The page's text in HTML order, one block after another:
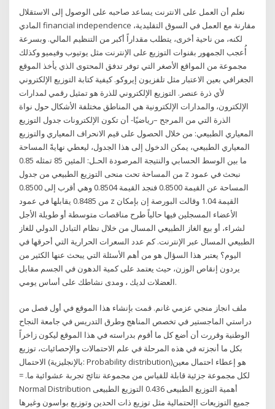
نعلم أن العمل على الانترنت يساعد صاحبه على الوصول إلى الاستقلال
المادي financial independence مقارنة مع العمل في السوق التقليدية،
لكنه، من ناحية أخرى، يتطلب مقداراً أكبر من التنظيم المالي. وبسرعة
أُعجب الجمهور بقنوات التوزيع على الإنترنت مثل يوتيوب وفيميو وكذلك
مجموعة من المواقع الأصغر التي توفر تدفق المحتوى الذي يأخذ الموقع
الجغرافي بعين الاعتبار مثل تلفزيون إيروكو. كيفية كتابة التوزيع الإلكتروني
لأي ذرة عنصر. التوزيع الإلكتروني للذرة هو تمثيل رقمي لمدارات
الإلكترون، والمدارات الإلكترونية هي المناطق مختلفة الأشكال حول نواة
الذرة التي من المرجح –رياضيًا- أن تكون الإلكترونات جدول التوزيع
المعياري الطبيعي: من خلال الحصول على قيم الانحراف المعياري والتوزيع
المعياري الطبيعي، يمكن الدخول إلى هذا الجدول، ليعطي نهايةً المساحة
ما بين الوسط الحسابي والنتيجة المرصودة الحـل: المئين 85 تمثله 0.85
من المساحة تحت منحى التوزيع الطبيعي من جدول z نبحث في عمود
المساحة عن القيمة 0.8500 فنجد القيمة 0.8504 وهي أقرب إلى 0.8500
من 0.8485 يقابلها في عمود z القيمة 1.04 وقالت البورصة إن بإمكان
الأعضاء المسجلين فيها حالياً طرح مناقصات متوسطة أو طويلة الأجل
لشراء، أو بيع الغاز الطبيعي المسال من خلال نظام التبادل الدولي للغاز
الطبيعي المسال عبر الإنترنت. كم عدد السعرات الحرارية التي أحرقها في
اليوم؟ يعتبر هذا السؤال هو من أهم الأسئلة التي يبحث عنها الكثير من
يردون إنقاص الوزن، حيث يعتمد على كمية الدهون في الجسم مقابل
العضلات لديك ، ومدى نشاطك على أساس يومي.
ملف انجاز منجي عزمي غانم. قمت بإنشاء هذا الموقع في أول فصل من
دراستي الماجستير في تخصص المناهج وطرق التدريس في جامعة النجاح
الوطنية وقررت أن أضع كل ما أقوم بدراسته في هذا الموقع ليكون زاخراً
بكل ما أنجزته في هذه المرحلة في علم الاحتمالات والإحصائيات، توزيع
الاحتمال (بالإنجليزية: Probability distribution)‏ هو إعطاء احتمال معين
لكل مجموعة جزئية قابلة للقياس من مجموعة نتائج تجربة عشوائية ما. =
0.436 ‫التوزيع الطبيعى ‪Normal Distribution‬‬ ‫‪ ‬أهمية التوزيع الطبيعى‬ ‫‪
‬جميع التوزيعات اإلحتمالية مثل توزيع ذات الحدين وتوزيع‬ ‫بواسون وغيرها